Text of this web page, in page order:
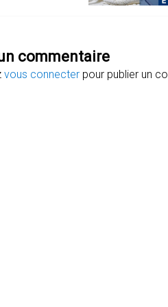
commentaire
vous connecter pour publier un